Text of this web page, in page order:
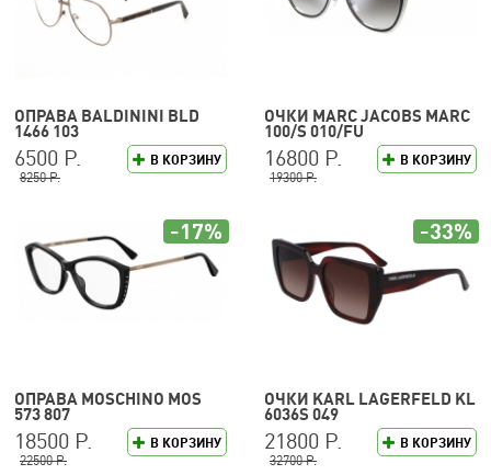
ОПРАВА BALDININI BLD
1466 103
В КОРЗИНУ
6500 Р.
8250 Р.
ОЧКИ MARC JACOBS MARC
100/S 010/FU
В КОРЗИНУ
16800 Р.
19300 Р.
ОПРАВА MOSCHINO MOS
573 807
В КОРЗИНУ
18500 Р.
22500 Р.
-17%
ОЧКИ KARL LAGERFELD KL
6036S 049
В КОРЗИНУ
21800 Р.
32700 Р.
-33%